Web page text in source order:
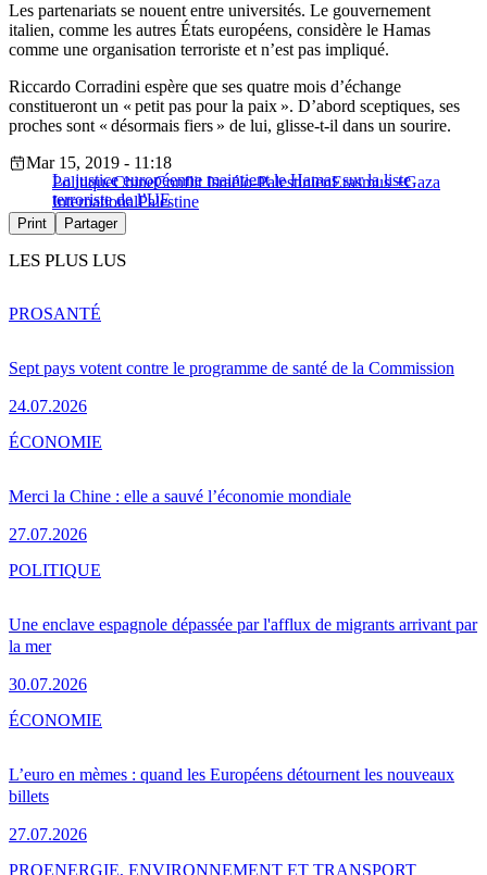
Les partenariats se nouent entre universités. Le gouvernement
italien, comme les autres États européens, considère le Hamas
comme une organisation terroriste et n’est pas impliqué.
Riccardo Corradini espère que ses quatre mois d’échange
constitueront un « petit pas pour la paix ». D’abord sceptiques, ses
proches sont « désormais fiers » de lui, glisse-t-il dans un sourire.
La justice européenne maintient le Hamas sur la liste
terroriste de l’UE
Mar 15, 2019 - 11:18
PolitiqueChineConflit Israélo-PalestinienErasmus +Gaza
InternationalPalestine
Print Partager
LES PLUS LUS
Sept pays votent contre le programme de santé de la Commission
24.07.2026
PROSANTÉ
Merci la Chine : elle a sauvé l’économie mondiale
27.07.2026
ÉCONOMIE
Une enclave espagnole dépassée par l'afflux de migrants arrivant par
la mer
30.07.2026
POLITIQUE
L’euro en mèmes : quand les Européens détournent les nouveaux
billets
27.07.2026
ÉCONOMIE
PROENERGIE, ENVIRONNEMENT ET TRANSPORT